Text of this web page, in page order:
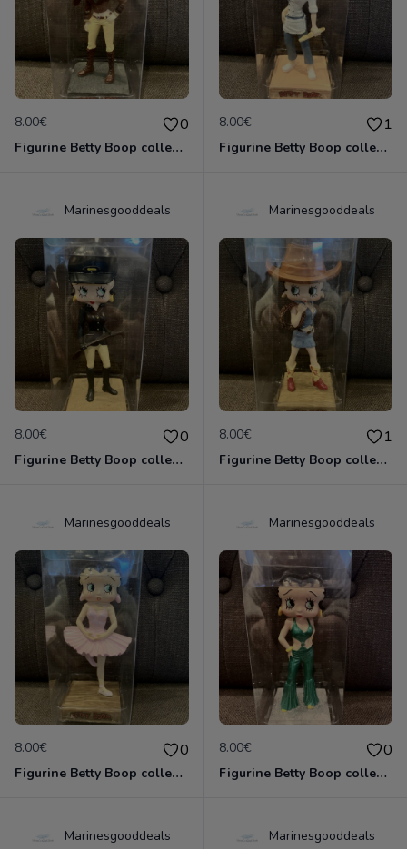
8.00€ 0
Figurine Betty Boop collection métier - aviatrice neuve non deboxée
8.00€ 1
Figurine Betty Boop collection métier - boulangère neuve non deboxée
Marinesgooddeals
8.00€ 0
Figurine Betty Boop collection métier - cavalière neuve non deboxée
Marinesgooddeals
8.00€ 1
Figurine Betty Boop collection métier - cow-girl cow girl neuve non deboxée
Marinesgooddeals
8.00€ 0
Figurine Betty Boop collection métier - danseuse classique neuve non deboxée
Marinesgooddeals
8.00€ 0
Figurine Betty Boop collection métier - danseuse de disco neuve non deboxée
Marinesgooddeals Marinesgooddeals